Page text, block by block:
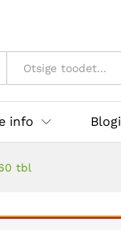
info Blogi
tbl